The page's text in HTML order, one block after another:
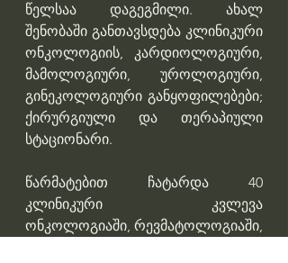
წელსაა დაგეგმილი. ახალ
შენობაში განთავსდება კლინიკური
ონკოლოგიის, კარდიოლოგიური,
მამოლოგიური, უროლოგიური,
გინეკოლოგიური განყოფილებები;
ქირურგიული და თერაპიული
სტაციონარი.
წარმატებით ჩატარდა 40
კლინიკური კვლევა
ონკოლოგიაში, რევმატოლოგიაში,